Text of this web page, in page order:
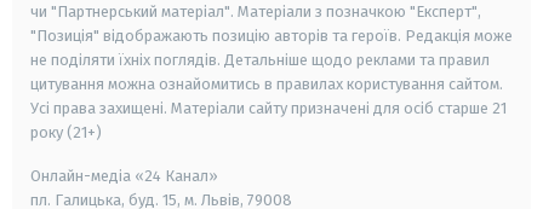
чи "Партнерський матеріал". Матеріали з позначкою "Експерт",
"Позиція" відображають позицію авторів та героїв. Редакція може
не поділяти їхніх поглядів. Детальніше щодо реклами та правил
цитування можна ознайомитись в правилах користування сайтом.
Усі права захищені. Матеріали сайту призначені для осіб старше 21
року (21+)
Онлайн-медіа «24 Канал»
пл. Галицька, буд. 15, м. Львів, 79008